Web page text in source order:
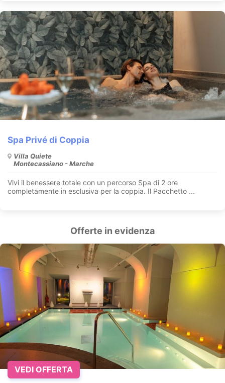
Spa Privé di Coppia
Villa Quiete
Montecassiano - Marche
Vivi il benessere totale con un percorso Spa di 2 ore
completamente in esclusiva per la coppia. Il Pacchetto ...
A PARTIRE DA:
Offerte in evidenza
VEDI OFFERTA